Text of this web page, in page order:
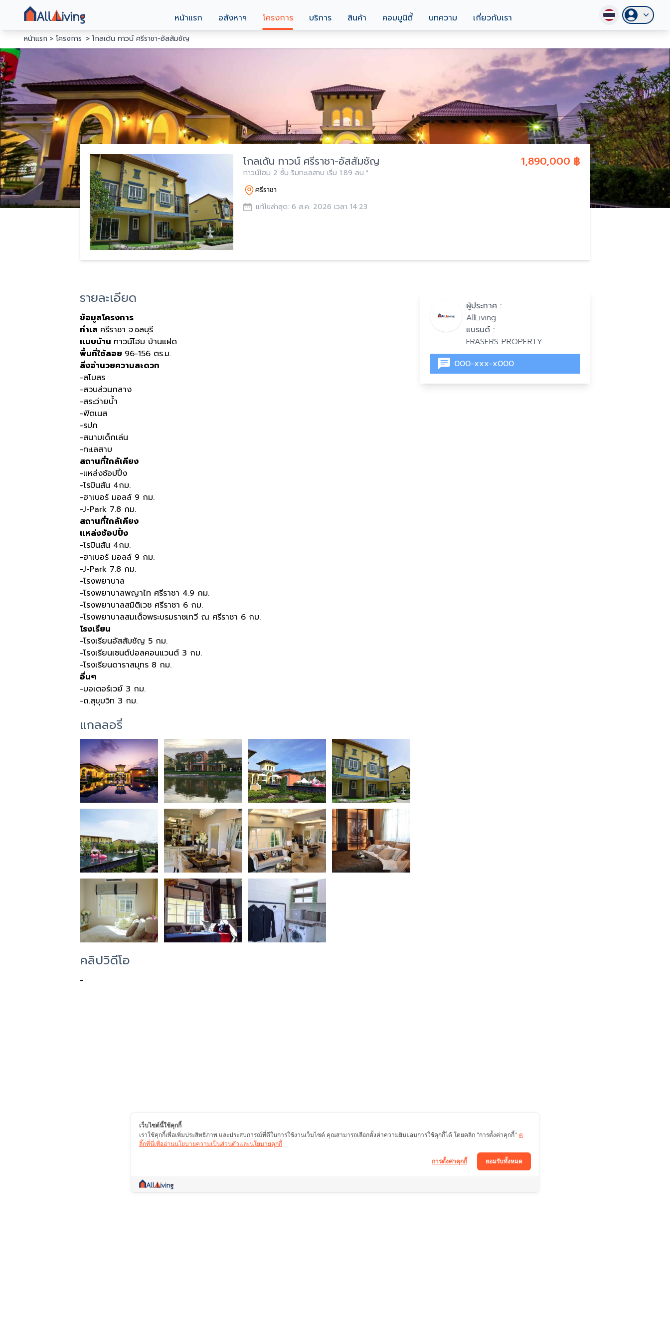
หน้าแรก อสังหาฯ โครงการ บริการ สินค้า คอมมูนิตี้ บทความ เกี่ยวกับเรา
หน้าแรก โครงการ โกลเด้น ทาวน์ ศรีราชา-อัสสัมชัญ
1,890,000 ฿
โกลเด้น ทาวน์ ศรีราชา-อัสสัมชัญ
ทาวน์โฮม 2 ชั้น ริมทะเลสาบ เริ่ม 1.89 ลบ.*
ศรีราชา
แก้ไขล่าสุด: 6 ส.ค. 2026 เวลา 14:23
รายละเอียด
ข้อมูลโครงการ
ทำเล ศรีราชา จ.ชลบุรี
แบบบ้าน ทาวน์โฮม บ้านแฝด
พื้นที่ใช้สอย 96-156 ตร.ม.
สิ่งอำนวยความสะดวก
-สโมสร
-สวนส่วนกลาง
-สระว่ายน้ำ
-ฟิตเนส
-รปภ
-สนามเด็กเล่น
-ทะเลสาบ
สถานที่ใกล้เคียง
-แหล่งช้อปปิ้ง
-โรบินสัน 4กม.
-ฮาเบอร์ มอลล์ 9 กม.
-J-Park 7.8 กม.
สถานที่ใกล้เคียง
แหล่งช้อปปิ้ง
-โรบินสัน 4กม.
-ฮาเบอร์ มอลล์ 9 กม.
-J-Park 7.8 กม.
-โรงพยาบาล
-โรงพยาบาลพญาไท ศรีราชา 4.9 กม.
-โรงพยาบาลสมิติเวช ศรีราชา 6 กม.
-โรงพยาบาลสมเด็จพระบรมราชเทวี ณ ศรีราชา 6 กม.
โรงเรียน
-โรงเรียนอัสสัมชัญ 5 กม.
-โรงเรียนเซนต์ปอลคอนแวนต์ 3 กม.
-โรงเรียนดาราสมุทร 8 กม.
อื่นๆ
-มอเตอร์เวย์ 3 กม.
-ถ.สุขุมวิท 3 กม.
แกลลอรี่
คลิปวิดีโอ
-
ผู้ประกาศ :
AllLiving
แบรนด์ :
FRASERS PROPERTY
000-xxx-x000
เว็บไซต์นี้ใช้คุกกี้
เราใช้คุกกี้เพื่อเพิ่มประสิทธิภาพ และประสบการณ์ที่ดีในการใช้งานเว็บไซต์ คุณสามารถเลือกตั้งค่าความยินยอมการใช้คุกกี้ได้ โดยคลิก "การตั้งค่าคุกกี้" ค
ลิ๊กที่นี่เพื่ออ่านนโยบายความเป็นส่วนตัวและนโยบายคุกกี้
ยอมรับทั้งหมด
การตั้งค่าคุกกี้